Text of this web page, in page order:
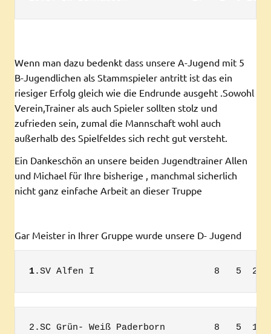
Wenn man dazu bedenkt dass unsere A-Jugend mit 5
B-Jugendlichen als Stammspieler antritt ist das ein
riesiger Erfolg gleich wie die Endrunde ausgeht .Sowohl
Verein,Trainer als auch Spieler sollten stolz und
zufrieden sein, zumal die Mannschaft wohl auch
außerhalb des Spielfeldes sich recht gut versteht.
Ein Dankeschön an unsere beiden Jugendtrainer Allen
und Michael für Ihre bisherige , manchmal sicherlich
nicht ganz einfache Arbeit an dieser Truppe
Gar Meister in Ihrer Gruppe wurde unsere D- Jugend
1.SV Alfen I                      8   5  2
2.SC Grün- Weiß Paderborn         8   5  1